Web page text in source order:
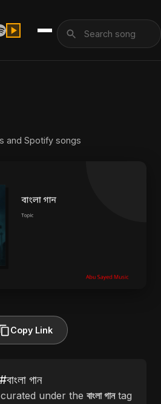
and Spotify songs
Copy Link
গান
under the বাংলা গানtag